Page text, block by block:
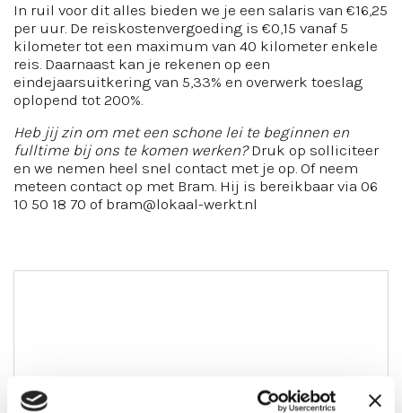
In ruil voor dit alles bieden we je een salaris van €16,25
per uur. De reiskostenvergoeding is €0,15 vanaf 5
kilometer tot een maximum van 40 kilometer enkele
reis. Daarnaast kan je rekenen op een
eindejaarsuitkering van 5,33% en overwerk toeslag
oplopend tot 200%.
Heb jij zin om met een schone lei te beginnen en
fulltime bij ons te komen werken?Druk op solliciteer
en we nemen heel snel contact met je op. Of neem
meteen contact op met Bram. Hij is bereikbaar via 06
10 50 18 70 of bram@lokaal-werkt.nl